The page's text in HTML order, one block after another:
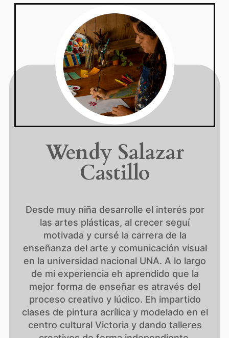
Wendy Salazar
Castillo
Desde muy niña desarrolle el interés por
las artes plásticas, al crecer seguí
motivada y cursé la carrera de la
enseñanza del arte y comunicación visual
en la universidad nacional UNA. A lo largo
de mi experiencia eh aprendido que la
mejor forma de enseñar es através del
proceso creativo y lúdico. Eh impartido
clases de pintura acrílica y modelado en el
centro cultural Victoria y dando talleres